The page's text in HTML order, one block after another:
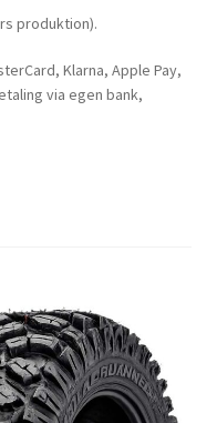
produktion).
Klarna, Apple Pay,
via egen bank,